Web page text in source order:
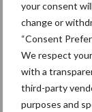
your consent
change or
“Consent
We respect
with a
third-party
purposes and
en is niet
Een robotbedrijf
de melkrobot
robot niet